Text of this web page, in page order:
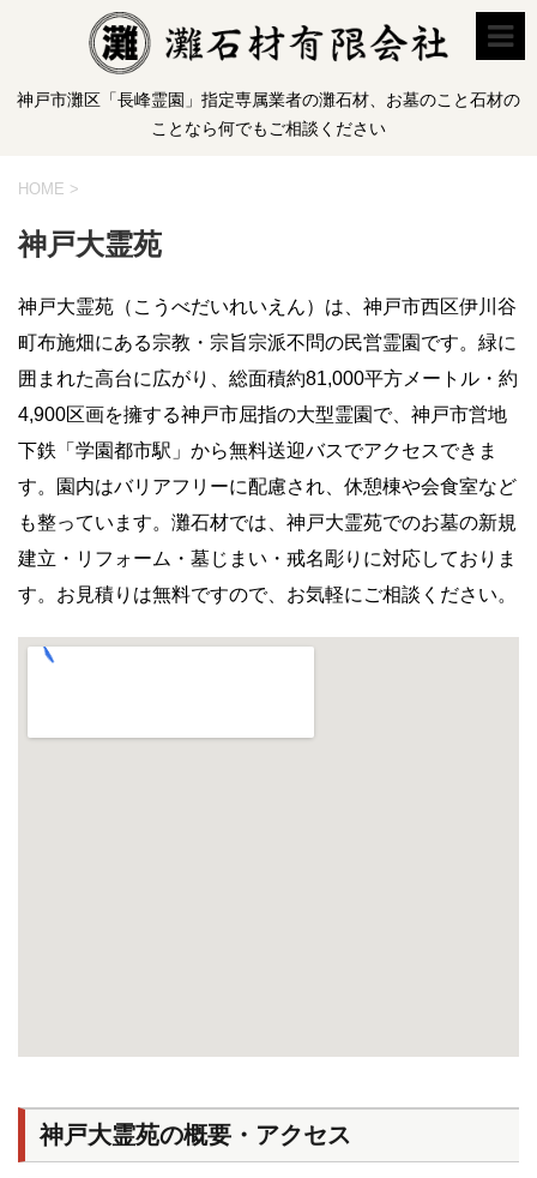
神戸市灘区「長峰霊園」指定専属業者の灘石材、お墓のこと石材の
ことなら何でもご相談ください
HOME >
神戸大霊苑
神戸大霊苑（こうべだいれいえん）は、神戸市西区伊川谷
町布施畑にある宗教・宗旨宗派不問の民営霊園です。緑に
囲まれた高台に広がり、総面積約81,000平方メートル・約
4,900区画を擁する神戸市屈指の大型霊園で、神戸市営地
下鉄「学園都市駅」から無料送迎バスでアクセスできま
す。園内はバリアフリーに配慮され、休憩棟や会食室など
も整っています。灘石材では、神戸大霊苑でのお墓の新規
建立・リフォーム・墓じまい・戒名彫りに対応しておりま
す。お見積りは無料ですので、お気軽にご相談ください。
神戸大霊苑の概要・アクセス